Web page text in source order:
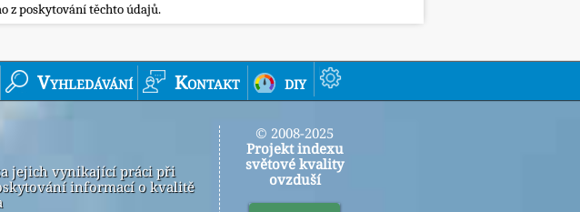
z poskytování těchto údajů.
Vyhledávání Kontakt diy
jejich vynikající práci při
informací o kvalitě
© 2008-2025
Projekt indexu
světové kvality
ovzduší